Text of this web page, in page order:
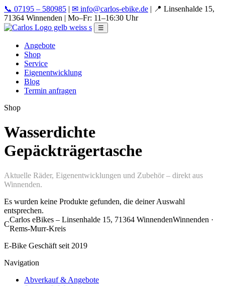
📞 07195 – 580985 | ✉ info@carlos-ebike.de | 📍 Linsenhalde 15,
71364 Winnenden | Mo–Fr: 11–16:30 Uhr
☰
Angebote
Shop
Service
Eigenentwicklung
Blog
Termin anfragen
Shop
Wasserdichte
Gepäckträgertasche
Aktuelle Räder, Eigenentwicklungen und Zubehör – direkt aus
Winnenden.
Es wurden keine Produkte gefunden, die deiner Auswahl
entsprechen.
C
Carlos eBikes – Linsenhalde 15, 71364 WinnendenWinnenden ·
Rems-Murr-Kreis
E-Bike Geschäft seit 2019
Navigation
Abverkauf & Angebote